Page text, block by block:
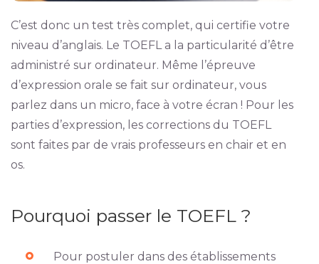
C’est donc un test très complet, qui certifie votre
niveau d’anglais. Le TOEFL a la particularité d’être
administré sur ordinateur. Même l’épreuve
d’expression orale se fait sur ordinateur, vous
parlez dans un micro, face à votre écran ! Pour les
parties d’expression, les corrections du TOEFL
sont faites par de vrais professeurs en chair et en
os.
Pourquoi passer le TOEFL ?
Pour postuler dans des établissements